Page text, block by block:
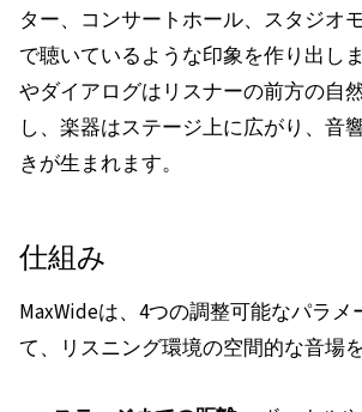
ター、コンサートホール、スタジオ
で聴いているような印象を作り出し
やダイアログはリスナーの前方の自
し、楽器はステージ上に広がり、音
きが生まれます。
仕組み
MaxWideは、4つの調整可能なパラメ
て、リスニング環境の空間的な音場